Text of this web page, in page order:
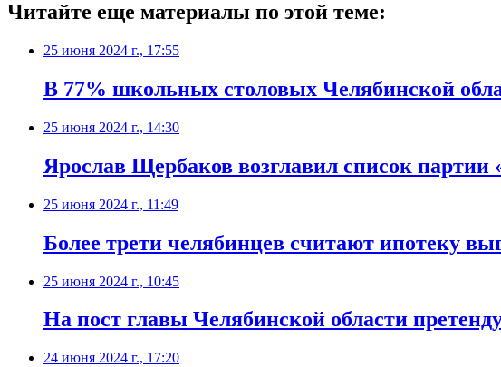
Читайте еще материалы по этой теме:
25 июня 2024 г., 17:55
В 77% школьных столовых Челябинской
25 июня 2024 г., 14:30
Ярослав Щербаков возглавил список
25 июня 2024 г., 11:49
Более трети челябинцев считают ипотеку
25 июня 2024 г., 10:45
На пост главы Челябинской области
24 июня 2024 г., 17:20